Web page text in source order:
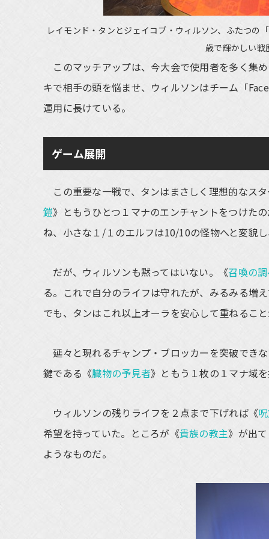
レイモンド・タンとジェイコブ・ウィルソン、ふたつの
歳で輝かしい戦
このマッチアップは、今大会で使用者を多く集
キで相手の頭を悩ませ、ウィルソンはチーム「
運用に長けている。
ゲーム展開
この重要な一戦で、タンはまさしく理想的なス
鎧》ともうひとつ１マナのエンチャントをつけた
ね、小さな１/１のエルフは10/10の怪物へと変貌
だが、ウィルソンも黙ってはいない。《召喚の
る。これで自分のライフは守れたが、みるみる増
でも、タンはこれ以上オーラを安心して重ねるこ
延々と現れるチャンプ・ブロッカーを突破でき
鍵である《臓物の予見者》ともう１枚の１マナ域
ウィルソンの残りライフを２点まで下げれば《
希望を持っていた。ところが《貴族の教主》が出
ようなものだ。